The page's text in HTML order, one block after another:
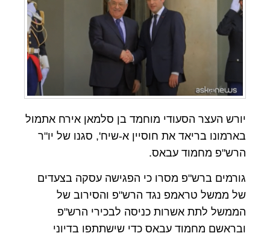
יורש העצר הסעודי מוחמד בן סלמאן אירח אתמול
בארמונו בריאד את חוסיין א-שיח', סגנו של יו"ר
הרש"פ מחמוד עבאס.
גורמים ברש"פ מסרו כי הפגישה עסקה בצעדים
של ממשל טראמפ נגד הרש"פ והסירוב של
הממשל לתת אשרות כניסה לבכירי הרש"פ
ובראשם מחמוד עבאס כדי שישתתפו בדיוני